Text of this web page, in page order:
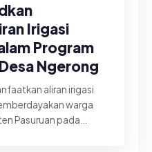
Irigasi
Program
Ngerong
aliran irigasi
warga
Pasuruan pada